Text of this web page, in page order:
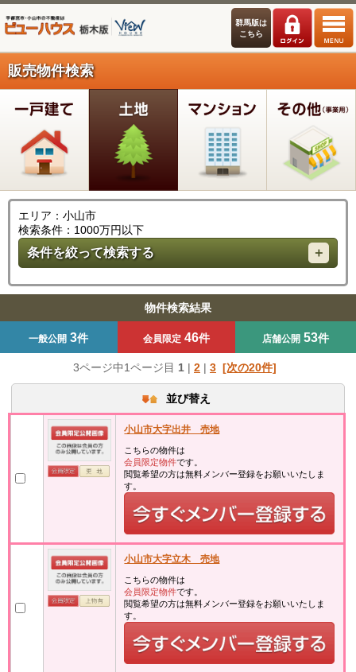
群馬版は
こちら
販売物件検索
エリア：小山市
検索条件：1000万円以下
条件を絞って検索する
物件検索結果
一般公開 3件 会員限定 46件 店舗公開 53件
3ページ中1ページ目 1 | 2 | 3 [次の20件]
並び替え
小山市大字出井 売地
こちらの物件は
会員限定物件です。
閲覧希望の方は無料メンバー登録をお願いいたしま
す。
小山市大字立木 売地
こちらの物件は
会員限定物件です。
閲覧希望の方は無料メンバー登録をお願いいたしま
す。